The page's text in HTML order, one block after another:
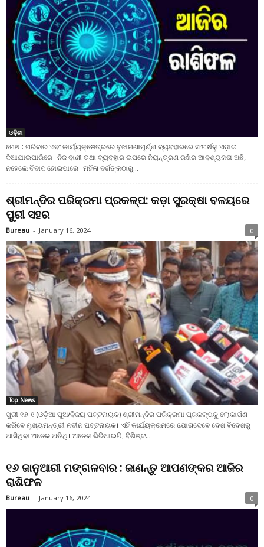
ଓଡ଼ିଶା
ମେଷ : ପରିବାର ଏବଂ କାର୍ଯ୍ୟକ୍ଷେତ୍ରରେ ବୁଝାମଣାପୂର୍ଣ୍ଣ ବ୍ୟବହାରରେ ସଂଘର୍ଷକୁ ଏଡ଼ାଇ
ଦିଆଯାଇପାରିରେ। ନିଜ ବାଣୀ ତଥା ବ୍ୟବହାର ଉପରେ ନିୟନ୍ତ୍ରଣ ରଖିର ଆବଶ୍ୟକତା ଅଛି,
ନହେଲେ ବିବାଦ ହୋଇପାରେ। ମହିଳା ବର୍ଗଙ୍କଠାରୁ...
ଶ୍ରୀମନ୍ଦିର ପରିକ୍ରମା ପ୍ରକଳ୍ପ: କଡ଼ା ସୁରକ୍ଷା ବଳୟରେ
ପୁରୀ ସହର
Bureau - January 16, 2024 0
Top News
ପୁରୀ ୧୬-୧ (ଓଡ଼ିଆ ପୁଅ/ବିଜୟ ପଟ୍ଟନାୟକ) ଶ୍ରୀମନ୍ଦିର ପରିକ୍ରମା ପ୍ରକଳ୍ପକୁ ଲୋକାର୍ପଣ
କରିବେ ମୁଖ୍ୟମନ୍ତ୍ରୀ ନବୀନ ପଟ୍ଟନାୟକ। ଏହି କାର୍ଯ୍ୟକ୍ରମରେ ଯୋଗଦେବେ ଦେଶ ବିଦେଶରୁ
ଆସିଥିବା ଅନେକ ଅତିଥି। ଅନେକ ଭିଭିଆଇପି, ବିଶିଷ୍ଟ...
୧୬ ଜାନୁଆରୀ ମଙ୍ଗଳବାର : ଜାଣନ୍ତୁ ଆପଣଙ୍କର ଆଜିର
ରାଶିଫଳ
Bureau - January 16, 2024 0